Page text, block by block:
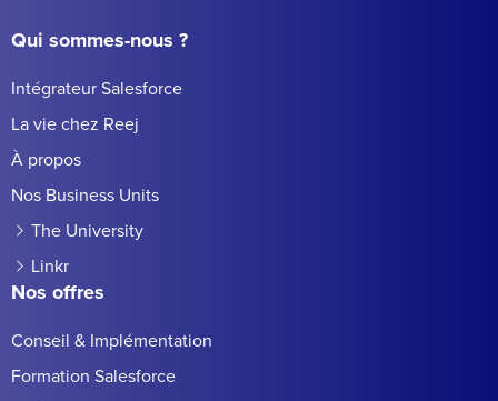
Qui sommes-nous ?
Intégrateur Salesforce
La vie chez Reej
À propos
Nos Business Units
The University
Linkr
Nos offres
Conseil & Implémentation
Formation Salesforce